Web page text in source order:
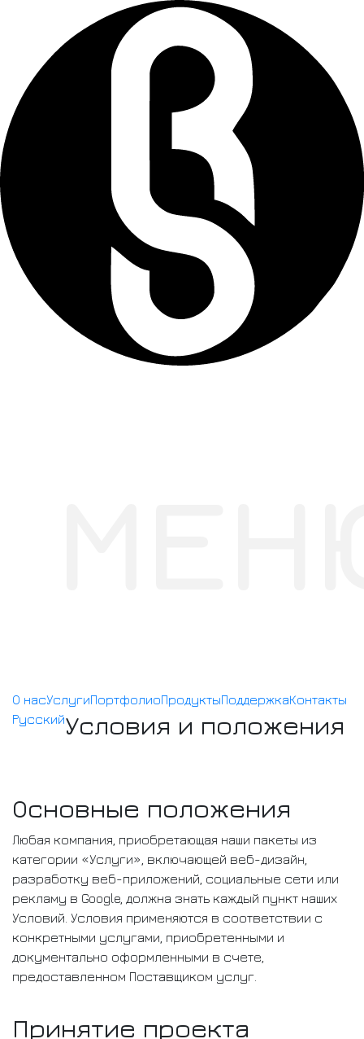
О насУслугиПортфолиоПродуктыПоддержкаКонтакты
РусскийУсловия и положения
Основные положения
Любая компания, приобретающая наши пакеты из
категории «Услуги», включающей веб-дизайн,
разработку веб-приложений, социальные сети или
рекламу в Google, должна знать каждый пункт наших
Условий. Условия применяются в соответствии с
конкретными услугами, приобретенными и
документально оформленными в счете,
предоставленном Поставщиком услуг.
Принятие проекта